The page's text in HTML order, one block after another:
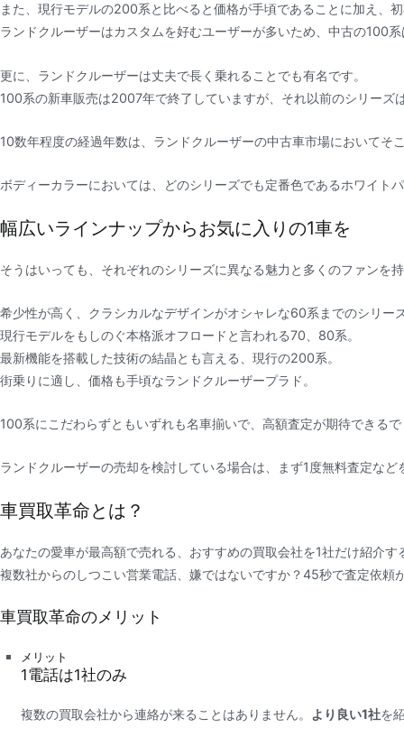
また、現行モデルの200系と比べると価格が手頃であることに加え、
ランドクルーザーはカスタムを好むユーザーが多いため、中古の100
更に、ランドクルーザーは丈夫で長く乗れることでも有名です。
100系の新車販売は2007年で終了していますが、それ以前のシリーズ
10数年程度の経過年数は、ランドクルーザーの中古車市場においてそ
ボディーカラーにおいては、どのシリーズでも定番色であるホワイト
幅広いラインナップからお気に入りの1車を
そうはいっても、それぞれのシリーズに異なる魅力と多くのファンを
希少性が高く、クラシカルなデザインがオシャレな60系までのシリー
現行モデルをもしのぐ本格派オフロードと言われる70、80系。
最新機能を搭載した技術の結晶とも言える、現行の200系。
街乗りに適し、価格も手頃なランドクルーザープラド。
100系にこだわらずともいずれも名車揃いで、高額査定が期待できる
ランドクルーザーの売却を検討している場合は、まず1度無料査定な
車買取革命とは？
あなたの愛車が最高額で売れる、おすすめの買取会社を1社だけ紹介す
複数社からのしつこい営業電話、嫌ではないですか？45秒で査定依頼
車買取革命のメリット
メリット
1電話は1社のみ
複数の買取会社から連絡が来ることはありません。 より良い1社を